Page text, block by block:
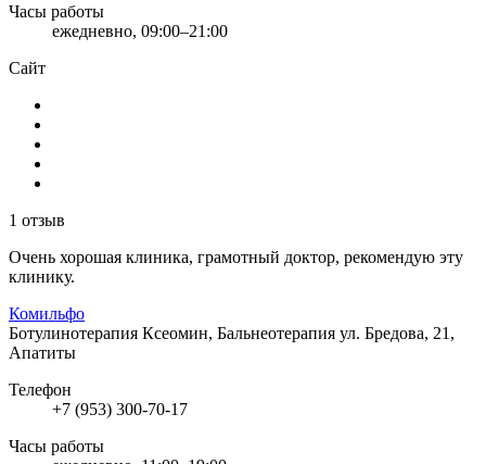
Часы работы
ежедневно, 09:00–21:00
Сайт
1 отзыв
Очень хорошая клиника, грамотный доктор, рекомендую эту
клинику.
Комильфо
Ботулинотерапия Ксеомин, Бальнеотерапия ул. Бредова, 21,
Апатиты
Телефон
+7 (953) 300-70-17
Часы работы